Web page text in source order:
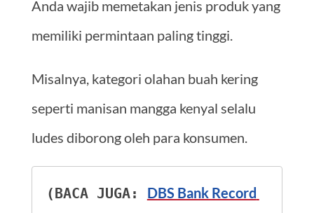
Anda wajib memetakan jenis produk yang
memiliki permintaan paling tinggi.
Misalnya, kategori olahan buah kering
seperti manisan mangga kenyal selalu
ludes diborong oleh para konsumen.
(BACA JUGA: DBS Bank Record